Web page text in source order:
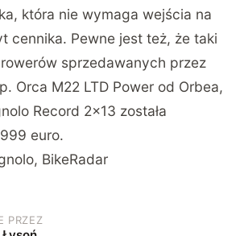
która nie wymaga wejścia na
cennika. Pewne jest też, że taki
sprzedawanych przez
Orca M22 LTD Power od Orbea,
Record 2×13 została
euro.
, BikeRadar
PRZEZ